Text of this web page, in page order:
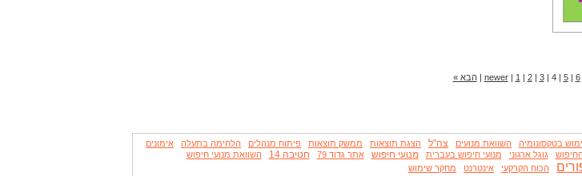
| 1 | 2| 3| 4| 5| 6
| הבא »
בטקסונומיה השוואת מנועים צה"ל הצגת תוצאות ממשק תוצאות פיתוח מנהלים הלחימה בתעלה
אימונים
גוגל ארגוני מנועי חיפוש בעברית מנועי חיפוש אתר גדוד 79 חטיבה 14 השוואת מנועי חיפוש
הכוח הקרקעי אינטרנט מחקר שימוש